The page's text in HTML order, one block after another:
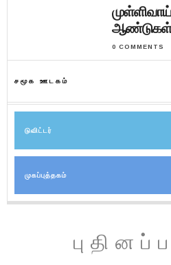
0 COMMENTS
சமூக ஊடகம்
டுவிட்டர்
முகப்புத்தகம்